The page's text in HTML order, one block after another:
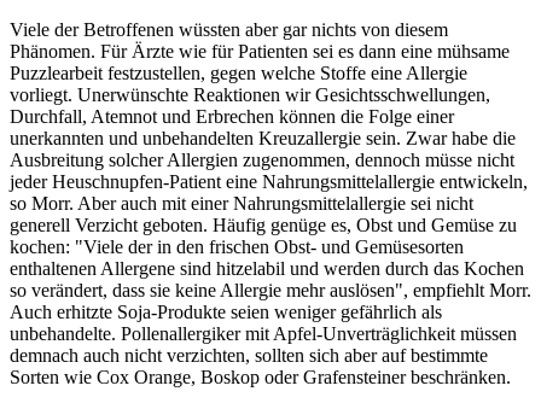
Viele der Betroffenen wüssten aber gar nichts von diesem
Phänomen. Für Ärzte wie für Patienten sei es dann eine mühsame
Puzzlearbeit festzustellen, gegen welche Stoffe eine Allergie
vorliegt. Unerwünschte Reaktionen wir Gesichtsschwellungen,
Durchfall, Atemnot und Erbrechen können die Folge einer
unerkannten und unbehandelten Kreuzallergie sein. Zwar habe die
Ausbreitung solcher Allergien zugenommen, dennoch müsse nicht
jeder Heuschnupfen-Patient eine Nahrungsmittelallergie entwickeln,
so Morr. Aber auch mit einer Nahrungsmittelallergie sei nicht
generell Verzicht geboten. Häufig genüge es, Obst und Gemüse zu
kochen: "Viele der in den frischen Obst- und Gemüsesorten
enthaltenen Allergene sind hitzelabil und werden durch das Kochen
so verändert, dass sie keine Allergie mehr auslösen", empfiehlt Morr.
Auch erhitzte Soja-Produkte seien weniger gefährlich als
unbehandelte. Pollenallergiker mit Apfel-Unverträglichkeit müssen
demnach auch nicht verzichten, sollten sich aber auf bestimmte
Sorten wie Cox Orange, Boskop oder Grafensteiner beschränken.